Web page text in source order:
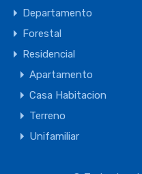
Departamento
Forestal
Residencial
Apartamento
Casa Habitacion
Terreno
Unifamiliar